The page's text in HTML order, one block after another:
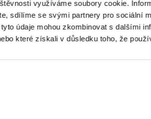
využíváme soubory cookie.
sdílíme se svými partnery pro sociální
údaje mohou zkombinovat s dalšími
které získali v důsledku toho, že